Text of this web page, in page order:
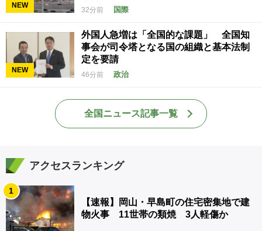
NEW
32分前 国際
NEW
外国人急増は「全国的な課題」 全国知
事会が司令塔となる国の組織と基本法制
定を要請
46分前 政治
全国ニュース記事一覧
アクセスランキング
1
【速報】岡山・早島町の住宅密集地で建
物火事 11世帯の類焼 3人軽傷か